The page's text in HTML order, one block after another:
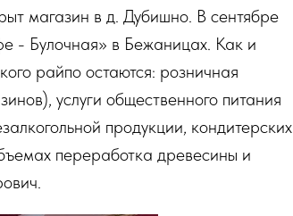
магазин в д. Дубишно. В сентябре
- Булочная» в Бежаницах. Как и
райпо остаются: розничная
услуги общественного питания
продукции, кондитерских
переработка древесины и